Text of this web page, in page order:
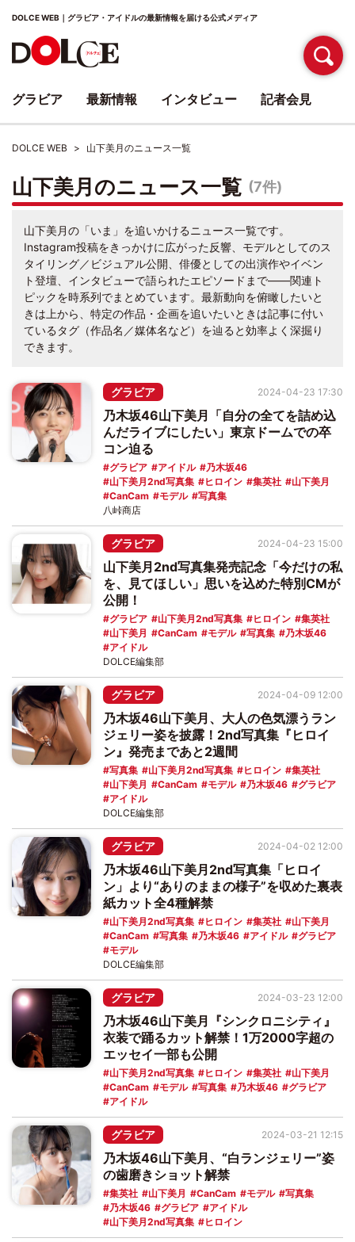
DOLCE WEB｜グラビア・アイドルの最新情報を届ける公式メディア
DOLCE WEB 山下美月のニュース一覧
山下美月のニュース一覧 (7件)
山下美月の「いま」を追いかけるニュース一覧です。
Instagram投稿をきっかけに広がった反響、モデルとしてのス
タイリング／ビジュアル公開、俳優としての出演作やイベン
ト登壇、インタビューで語られたエピソードまで――関連ト
ピックを時系列でまとめています。最新動向を俯瞰したいと
きは上から、特定の作品・企画を追いたいときは記事に付い
ているタグ（作品名／媒体名など）を辿ると効率よく深掘り
できます。
グラビア
乃木坂46山下美月「自分の全てを詰め込
んだライブにしたい」東京ドームでの卒
コン迫る
グラビア アイドル
乃木坂46
山下美月2nd写真集
ヒロイン 集英社
山下美月
CanCam
モデル 写真集
2024-04-23 17:30
八峠商店
グラビア
山下美月2nd写真集発売記念「今だけの私
を、見てほしい」思いを込めた特別CMが
公開！
グラビア 山下美月2nd写真集 ヒロイン
集英社
山下美月
CanCam モデル 写真集
乃木坂46
アイドル
2024-04-23 15:00
DOLCE編集部
グラビア
乃木坂46山下美月、大人の色気漂うラン
ジェリー姿を披露！2nd写真集『ヒロイ
ン』発売まであと2週間
写真集 山下美月2nd写真集 ヒロイン
集英社
山下美月
CanCam モデル 乃木坂46
グラビア
アイドル
2024-04-09 12:00
DOLCE編集部
グラビア
乃木坂46山下美月2nd写真集「ヒロイ
ン」より“ありのままの様子”を収めた裏表
紙カット全4種解禁
山下美月2nd写真集 ヒロイン 集英社
山下美月
CanCam
写真集 乃木坂46 アイドル
グラビア
モデル
2024-04-02 12:00
DOLCE編集部
グラビア
乃木坂46山下美月『シンクロニシティ』
衣装で踊るカット解禁！1万2000字超の
エッセイ一部も公開
山下美月2nd写真集 ヒロイン 集英社
山下美月
CanCam
モデル 写真集 乃木坂46
グラビア
アイドル
2024-03-23 12:00
グラビア
乃木坂46山下美月、“白ランジェリー”姿
の歯磨きショット解禁
集英社 山下美月 CanCam モデル
写真集
乃木坂46
グラビア
アイドル
山下美月2nd写真集
ヒロイン
2024-03-21 12:15
グラビア 最新情報 インタビュー 記者会見